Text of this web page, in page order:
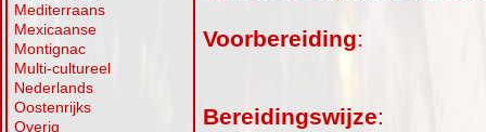
Mediterraans
Mexicaanse
Montignac
Multi-cultureel
Nederlands
Oostenrijks
Overig
Voorbereiding:
Bereidingswijze: